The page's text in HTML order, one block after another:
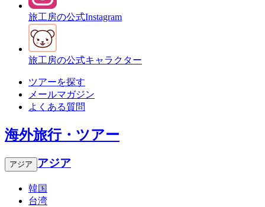
旅工房の公式Instagram
旅工房の公式キャラクター
ツアーを探す
メールマガジン
よくある質問
海外旅行・ツアー
アジア アジア
韓国
台湾